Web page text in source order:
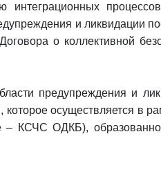
и ликвидации
о коллективной
предупреждения и
осуществляется в
– КСЧС ОДКБ),